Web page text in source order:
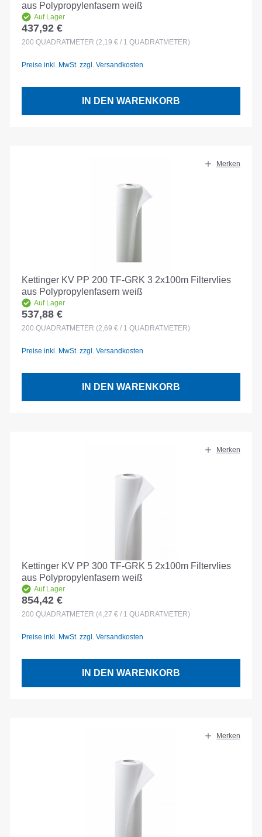
aus Polypropylenfasern weiß
Auf Lager
Regulärer Preis:
437,92 €
200 QUADRATMETER (2,19 € / 1 QUADRATMETER)
Preise inkl. MwSt. zzgl. Versandkosten
IN DEN WARENKORB
Merken
Kettinger KV PP 200 TF-GRK 3 2x100m Filtervlies
aus Polypropylenfasern weiß
Auf Lager
Regulärer Preis:
537,88 €
200 QUADRATMETER (2,69 € / 1 QUADRATMETER)
Preise inkl. MwSt. zzgl. Versandkosten
IN DEN WARENKORB
Merken
Kettinger KV PP 300 TF-GRK 5 2x100m Filtervlies
aus Polypropylenfasern weiß
Auf Lager
Regulärer Preis:
854,42 €
200 QUADRATMETER (4,27 € / 1 QUADRATMETER)
Preise inkl. MwSt. zzgl. Versandkosten
IN DEN WARENKORB
Merken